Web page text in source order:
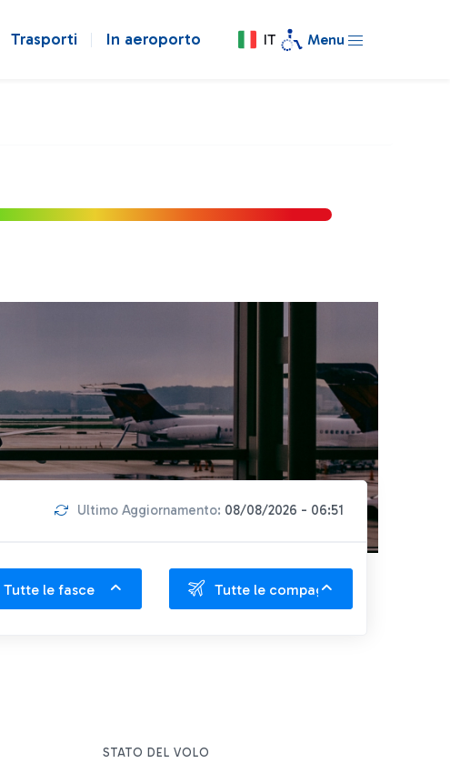
Trasporti In aeroporto IT Menu
Ultimo Aggiornamento: 08/08/2026 - 06:51
Tutte le fasce Tutte le compagnie
STATO DEL VOLO